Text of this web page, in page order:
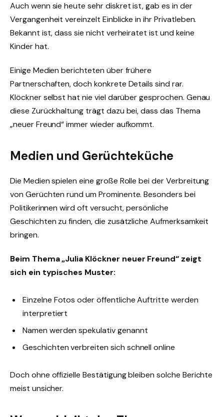
Auch wenn sie heute sehr diskret ist, gab es in der
Vergangenheit vereinzelt Einblicke in ihr Privatleben.
Bekannt ist, dass sie nicht verheiratet ist und keine
Kinder hat.
Einige Medien berichteten über frühere
Partnerschaften, doch konkrete Details sind rar.
Klöckner selbst hat nie viel darüber gesprochen. Genau
diese Zurückhaltung trägt dazu bei, dass das Thema
„neuer Freund“ immer wieder aufkommt.
Medien und Gerüchteküche
Die Medien spielen eine große Rolle bei der Verbreitung
von Gerüchten rund um Prominente. Besonders bei
Politikerinnen wird oft versucht, persönliche
Geschichten zu finden, die zusätzliche Aufmerksamkeit
bringen.
Beim Thema „Julia Klöckner neuer Freund“ zeigt
sich ein typisches Muster:
Einzelne Fotos oder öffentliche Auftritte werden
interpretiert
Namen werden spekulativ genannt
Geschichten verbreiten sich schnell online
Doch ohne offizielle Bestätigung bleiben solche Berichte
meist unsicher.